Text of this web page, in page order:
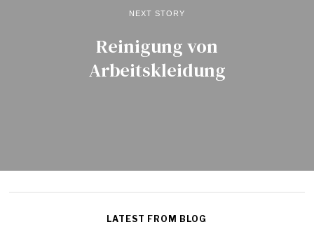
NEXT STORY
Reinigung von
Arbeitskleidung
LATEST FROM BLOG